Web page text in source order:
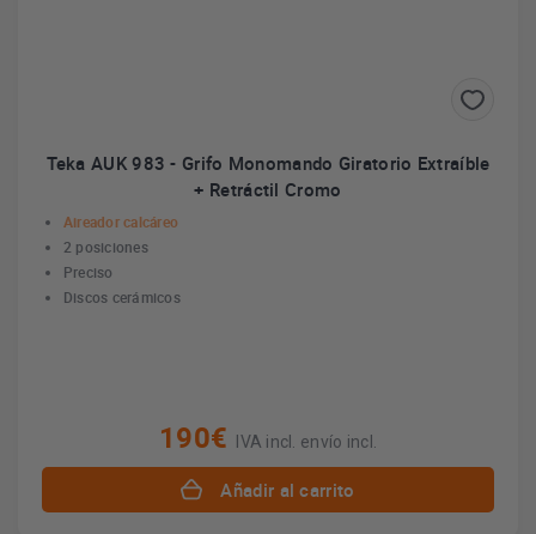
Teka AUK 983 - Grifo Monomando Giratorio Extraíble
+ Retráctil Cromo
Aireador calcáreo
2 posiciones
Preciso
Discos cerámicos
190€ IVA incl. envío incl.
Añadir al carrito